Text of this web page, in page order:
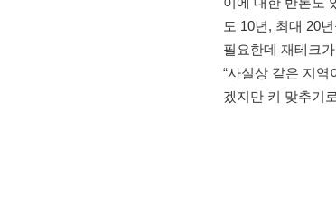
도 10년, 최대 20
필요한데 재테크
“사실상 같은 지
겠지만 키 맞추기